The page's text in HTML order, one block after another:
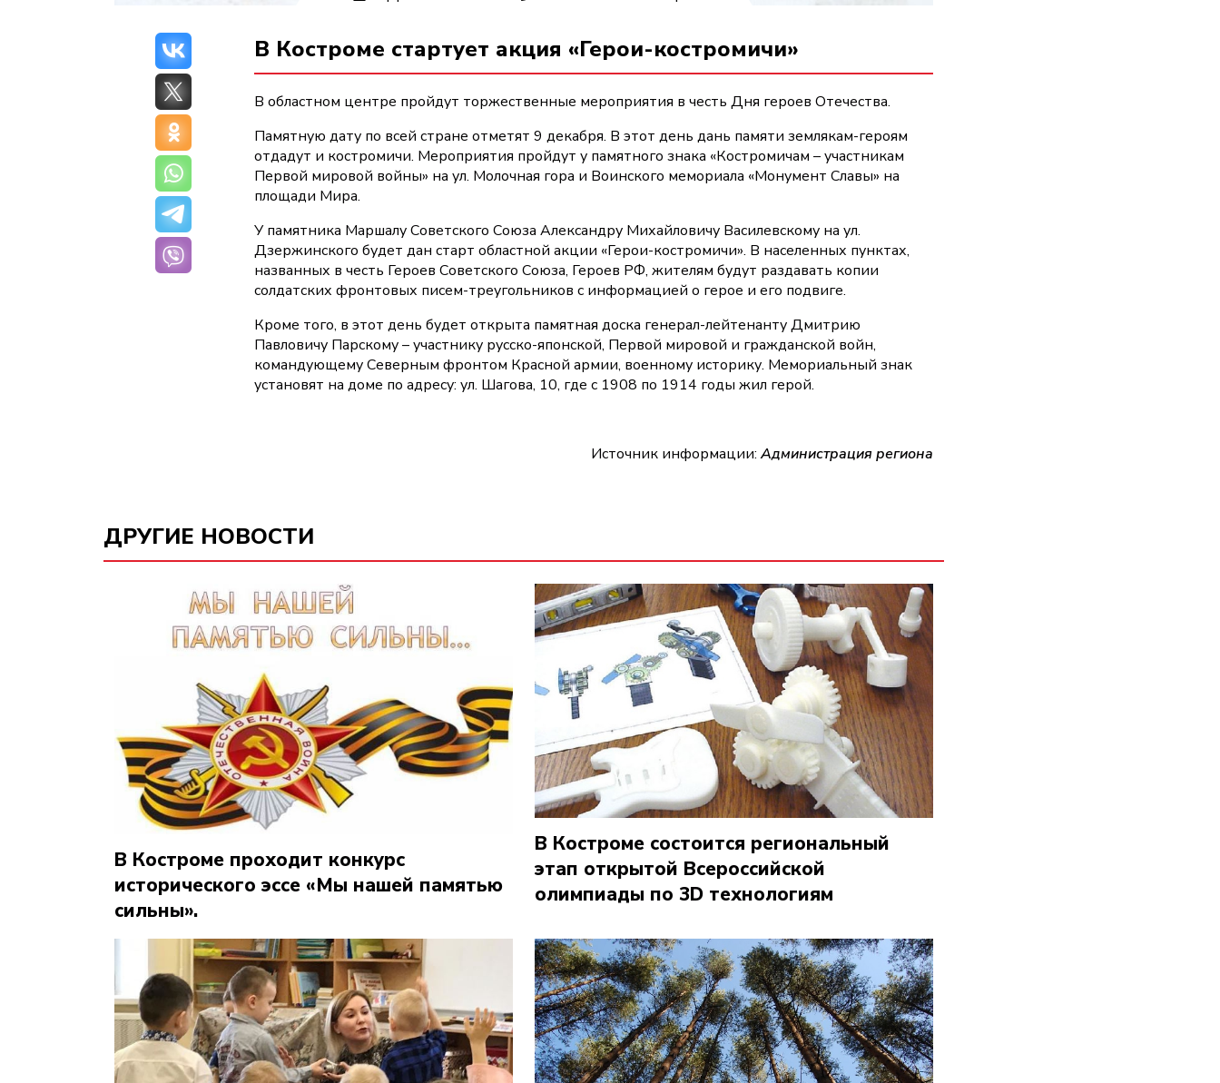
В Костроме стартует акция «Герои-костромичи»
В областном центре пройдут торжественные мероприятия в честь Дня героев Отечества.
Памятную дату по всей стране отметят 9 декабря. В этот день дань памяти землякам-героям
отдадут и костромичи. Мероприятия пройдут у памятного знака «Костромичам – участникам
Первой мировой войны» на ул. Молочная гора и Воинского мемориала «Монумент Славы» на
площади Мира.
У памятника Маршалу Советского Союза Александру Михайловичу Василевскому на ул.
Дзержинского будет дан старт областной акции «Герои-костромичи». В населенных пунктах,
названных в честь Героев Советского Союза, Героев РФ, жителям будут раздавать копии
солдатских фронтовых писем-треугольников с информацией о герое и его подвиге.
Кроме того, в этот день будет открыта памятная доска генерал-лейтенанту Дмитрию
Павловичу Парскому – участнику русско-японской, Первой мировой и гражданской войн,
командующему Северным фронтом Красной армии, военному историку. Мемориальный знак
установят на доме по адресу: ул. Шагова, 10, где с 1908 по 1914 годы жил герой.
Источник информации:Администрация региона
ДРУГИЕ НОВОСТИ
В Костроме проходит конкурс
исторического эссе «Мы нашей памятью
сильны».
В Костроме состоится региональный
этап открытой Всероссийской
олимпиады по 3D технологиям